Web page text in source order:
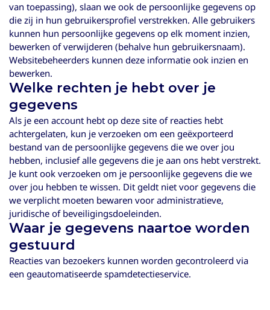
van toepassing), slaan we ook de persoonlijke gegevens op
die zij in hun gebruikersprofiel verstrekken. Alle gebruikers
kunnen hun persoonlijke gegevens op elk moment inzien,
bewerken of verwijderen (behalve hun gebruikersnaam).
Websitebeheerders kunnen deze informatie ook inzien en
bewerken.
Welke rechten je hebt over je
gegevens
Als je een account hebt op deze site of reacties hebt
achtergelaten, kun je verzoeken om een geëxporteerd
bestand van de persoonlijke gegevens die we over jou
hebben, inclusief alle gegevens die je aan ons hebt verstrekt.
Je kunt ook verzoeken om je persoonlijke gegevens die we
over jou hebben te wissen. Dit geldt niet voor gegevens die
we verplicht moeten bewaren voor administratieve,
juridische of beveiligingsdoeleinden.
Waar je gegevens naartoe worden
gestuurd
Reacties van bezoekers kunnen worden gecontroleerd via
een geautomatiseerde spamdetectieservice.